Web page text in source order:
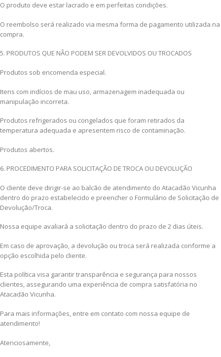
O produto deve estar lacrado e em perfeitas condições.
O reembolso será realizado via mesma forma de pagamento utilizada na
compra.
5. PRODUTOS QUE NÃO PODEM SER DEVOLVIDOS OU TROCADOS
Produtos sob encomenda especial.
Itens com indícios de mau uso, armazenagem inadequada ou
manipulação incorreta.
Produtos refrigerados ou congelados que foram retirados da
temperatura adequada e apresentem risco de contaminação.
Produtos abertos.
6. PROCEDIMENTO PARA SOLICITAÇÃO DE TROCA OU DEVOLUÇÃO
O cliente deve dirigir-se ao balcão de atendimento do Atacadão Vicunha
dentro do prazo estabelecido e preencher o Formulário de Solicitação de
Devolução/Troca.
Nossa equipe avaliará a solicitação dentro do prazo de 2 dias úteis.
Em caso de aprovação, a devolução ou troca será realizada conforme a
opção escolhida pelo cliente.
Esta política visa garantir transparência e segurança para nossos
clientes, assegurando uma experiência de compra satisfatória no
Atacadão Vicunha.
Para mais informações, entre em contato com nossa equipe de
atendimento!
Atenciosamente,